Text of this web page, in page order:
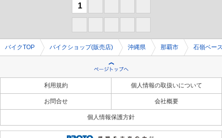
1
バイクTOP バイクショップ(販売店) 沖縄県 那覇市 石嶺ベー
利用規約 個人情報の取扱いについて
お問合せ 会社概要
個人情報保護方針